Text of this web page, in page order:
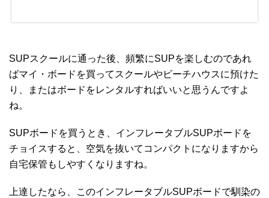
SUPスクールに通った後、頻繁にSUPを楽しむのであれ
ばマイ・ボードを買ってスクールやビーチハウスに預けた
り、またはボードをレンタルすればいいと思うんですよ
ね。
SUPボードを買うとき、インフレータブルSUPボードを
チョイスすると、空気を抜いてコンパクトになりますから
自宅保管もしやすくなりますね。
上達したなら、このインフレータブルSUPボードで馴染の